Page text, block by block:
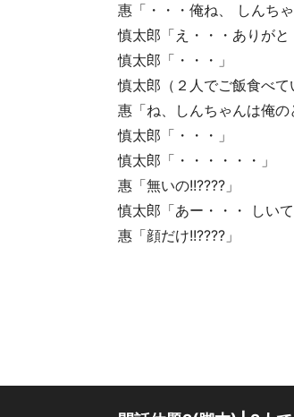
惠「・・・俺ね、 しんち
慎太郎「え・・・ありがと
慎太郎「・・・」
慎太郎（２人でご飯食べて
惠「ね、しんちゃんは俺の
慎太郎「・・・」
慎太郎「・・・・・・」
惠「無いの!!????」
慎太郎「あー・・・ しい
惠「顔だけ!!????」